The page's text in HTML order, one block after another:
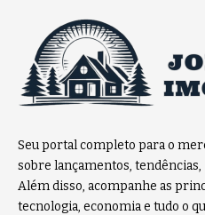
Seu portal completo para o
sobre lançamentos,
Além disso, acompanhe as
tecnologia, economia e tudo o